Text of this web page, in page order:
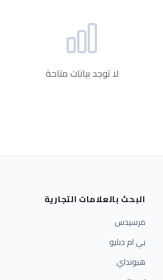
لا توجد بيانات متاحة
البحث بالعلامات التجارية
مرسيدس
بي ام دبليو
هيونداي